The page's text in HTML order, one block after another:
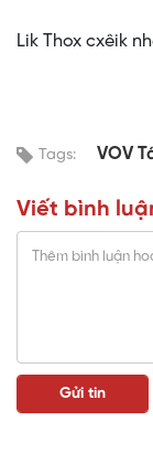
Lik Thox cxêik
Tags: VOV
Viết bình